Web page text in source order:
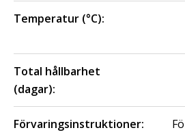
Temperatur (°C):
Total hållbarhet
(dagar):
Förvaringsinstruktioner: